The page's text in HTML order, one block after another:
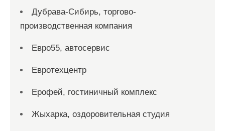
Дубрава-Сибирь, торгово-
производственная компания
Евро55, автосервис
Евротехцентр
Ерофей, гостиничный комплекс
Жыхарка, оздоровительная студия